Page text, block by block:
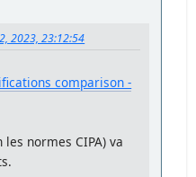
2023, 23:12:54
comparison -
normes CIPA) va